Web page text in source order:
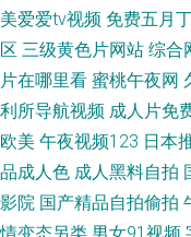
美爱爱tv视频 免费五月
区 三级黄色片网站 综合
片在哪里看 蜜桃午夜网
利所导航视频 成人片免
欧美 午夜视频123 日本
品成人色 成人黑料自拍
影院 国产精品自拍偷拍